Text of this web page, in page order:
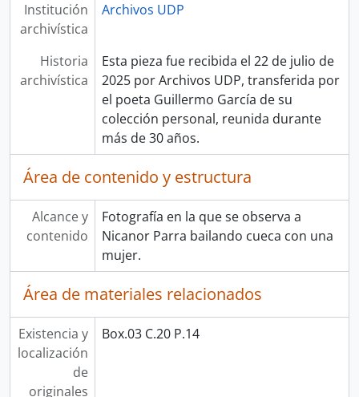
Institución
archivística
Archivos UDP
Historia
archivística
Esta pieza fue recibida el 22 de julio de
2025 por Archivos UDP, transferida por
el poeta Guillermo García de su
colección personal, reunida durante
más de 30 años.
Área de contenido y estructura
Alcance y
contenido
Fotografía en la que se observa a
Nicanor Parra bailando cueca con una
mujer.
Área de materiales relacionados
Existencia y
localización
de
originales
Box.03 C.20 P.14